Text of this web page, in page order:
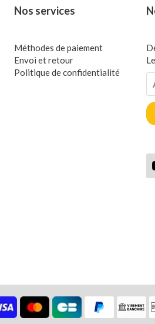
Nos services
Méthodes de paiement
Envoi et retour
Politique de confidentialité